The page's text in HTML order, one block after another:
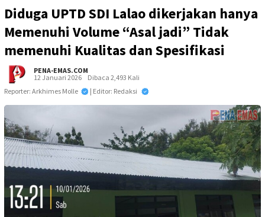
Diduga UPTD SDI Lalao dikerjakan hanya
Memenuhi Volume “Asal jadi” Tidak
memenuhi Kualitas dan Spesifikasi
PENA-EMAS.COM
12 Januari 2026
Dibaca 2,493 Kali
Reporter: Arkhimes Molle
| Editor: Redaksi